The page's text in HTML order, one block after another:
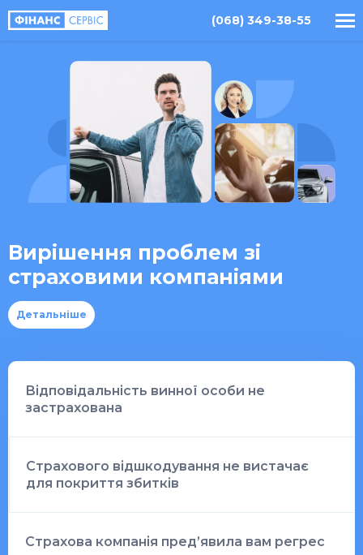
(068) 349-38-55
Вирішення проблем зі
страховими компаніями
Детальніше
Відповідальність винної особи не
застрахована
Страхового відшкодування не вистачає
для покриття збитків
Страхова компанія пред’явила вам регрес